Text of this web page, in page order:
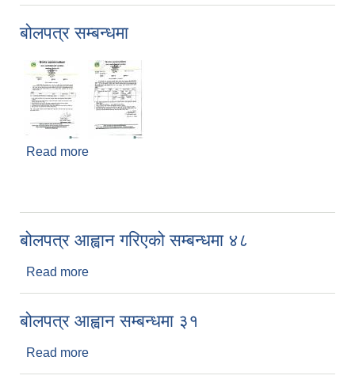
बोलपत्र सम्बन्धमा
Read more
बोलपत्र आह्वान गरिएको सम्बन्धमा ४८
Read more
बोलपत्र आह्वान सम्बन्धमा ३१
Read more